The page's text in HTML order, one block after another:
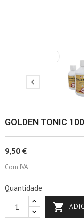

GOLDEN TONIC
9,50 €
Com IVA
Quantidade
